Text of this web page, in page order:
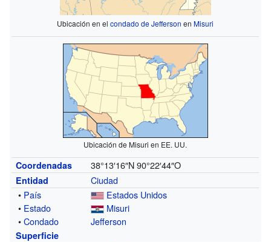
Ubicación en elcondado de Jefferson enMisuri
Ubicación de Misuri en EE. UU.
Coordenadas 38°13′16″N 90°22′44″O
Entidad
Ciudad
• País
Estados Unidos
• Estado
Misuri
•Condado Jefferson
Superficie